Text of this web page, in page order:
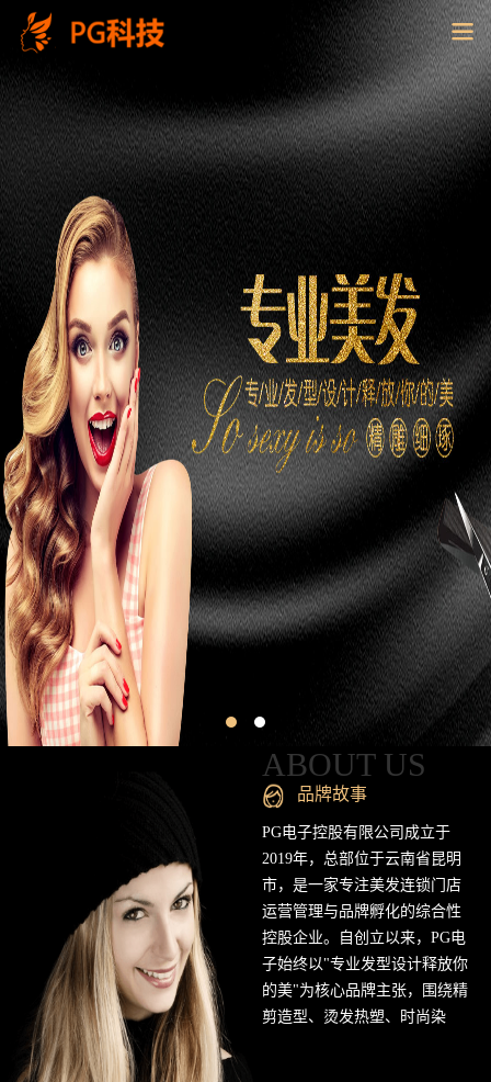
PG
电
子
控
股
有
限
公
司-
云
南
昆
明
专
业
美
发
连
方
网
站
ABOUT US
品牌故事
PG电子控股有限公司成立于
2019年，总部位于云南省昆明
市，是一家专注美发连锁门店
运营管理与品牌孵化的综合性
控股企业。自创立以来，PG电
子始终以"专业发型设计释放你
的美"为核心品牌主张，围绕精
剪造型、烫发热塑、时尚染